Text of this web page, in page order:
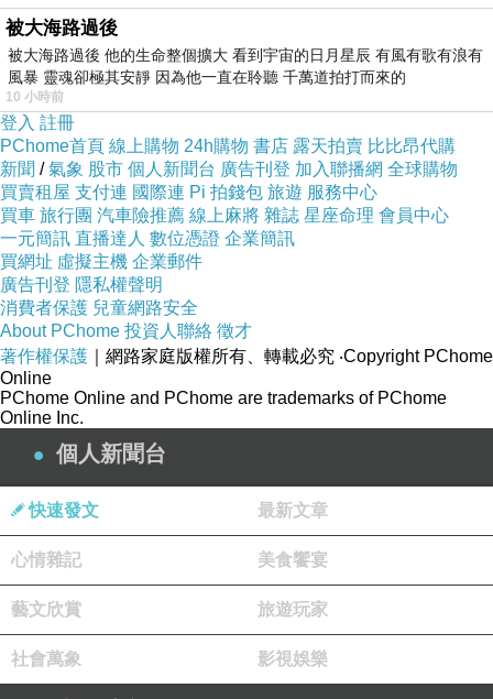
倦、改變，但當他成為一代人的象徵，他就很難再被允許
只是人。市場和觀眾共同製造了一個更大的 Cobain，而真
實的 Cobain 未必能住在裡面。
Nirvana 留下的問題是當痛苦變成市場語言之後，創作者
還有沒有能力把它重新收回來。當創作和市場重疊，創作
者就很容易被困在一個無法退出的角色裡。Nirvana 的悲
劇是一個真實痛苦如何被文化機器接管。偉大的作品有時
會令創作者被看見，但不等於被理解。Nirvana 留下的提
醒是當市場開始愛上一個人的破碎，那份愛未必會拯救
他，也可能只是更有效率地把他推向自己無法承受的位
置。
下一篇：Oasis：兄弟關係如何變成一隊樂隊最大的能量與裂痕？
被大海路過後
被大海路過後 他的生命整個擴大 看到宇宙的日月星辰 有風有歌有浪有
風暴 靈魂卻極其安靜 因為他一直在聆聽 千萬道拍打而來的
10 小時前
登入 註冊
PChome首頁 線上購物 24h購物 書店 露天拍賣 比比昂代購
新聞 /氣象 股市 個人新聞台 廣告刊登 加入聯播網 全球購物
買賣租屋 支付連 國際連 Pi 拍錢包 旅遊 服務中心
買車 旅行團 汽車險推薦 線上麻將 雜誌 星座命理 會員中心
一元簡訊 直播達人 數位憑證 企業簡訊
買網址 虛擬主機 企業郵件
廣告刊登 隱私權聲明
消費者保護 兒童網路安全
About PChome 投資人聯絡 徵才
著作權保護 ｜網路家庭版權所有、轉載必究 ‧Copyright PChome
Online
PChome Online and PChome are trademarks of PChome
Online Inc.
個人新聞台
快速發文 最新文章
心情雜記 美食饗宴
藝文欣賞 旅遊玩家
社會萬象 影視娛樂